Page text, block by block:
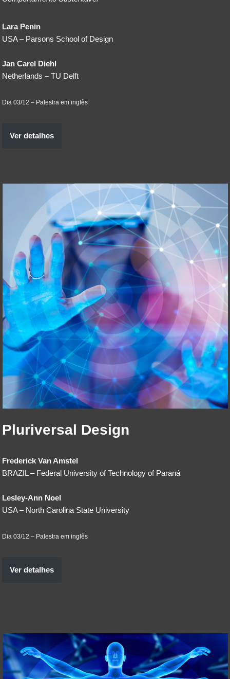
Lara Penin
USA – Parsons School of Design
Jan Carel Diehl
Netherlands – TU Delft
Dia 03/12 – Palestra em inglês
Ver detalhes
Pluriversal Design
Frederick Van Amstel
BRAZIL – Federal University of Technology of Paraná
Lesley-Ann Noel
USA – North Carolina State University
Dia 03/12 – Palestra em inglês
Ver detalhes